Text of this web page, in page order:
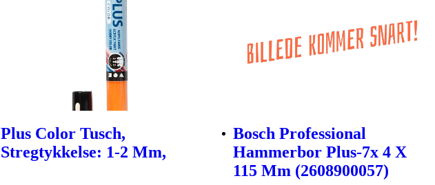
Plus Color Tusch,
Stregtykkelse: 1-2 Mm,
Bosch Professional
Hammerbor Plus-7x 4 X
115 Mm (2608900057)